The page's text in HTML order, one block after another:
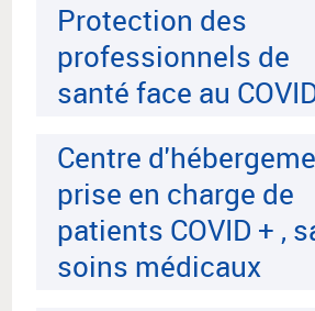
Protection des
professionnels de
santé face au
Centre
prise en charge de
patients COVID + ,
soins médicaux